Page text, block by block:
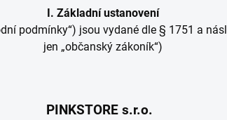
I. Základní ustanovení
podmínky“) jsou vydané dle § 1751 a
jen „občanský zákoník“)
PINKSTORE s.r.o.